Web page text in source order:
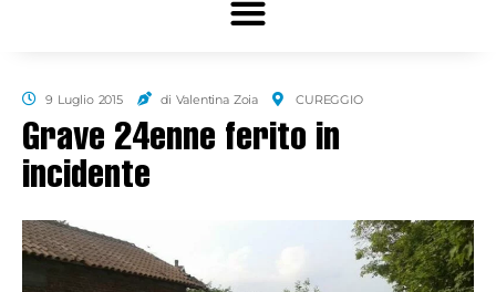
9 Luglio 2015 di Valentina Zoia CUREGGIO
Grave 24enne ferito in
incidente